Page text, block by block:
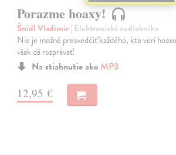
Porazme hoaxy!
Šnídl Vladimír| Elektronická audiokniha
Nie je možné presvedčiť každého, kto verí
však dá rozprávať.
Na stiahnutie ako MP3
12,95 €